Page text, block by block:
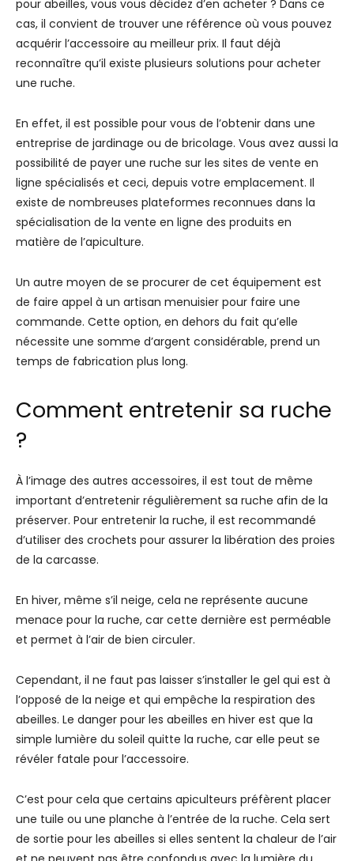
pour abeilles, vous vous décidez d’en acheter ? Dans ce
cas, il convient de trouver une référence où vous pouvez
acquérir l’accessoire au meilleur prix. Il faut déjà
reconnaître qu’il existe plusieurs solutions pour acheter
une ruche.
En effet, il est possible pour vous de l’obtenir dans une
entreprise de jardinage ou de bricolage. Vous avez aussi la
possibilité de payer une ruche sur les sites de vente en
ligne spécialisés et ceci, depuis votre emplacement. Il
existe de nombreuses plateformes reconnues dans la
spécialisation de la vente en ligne des produits en
matière de l’apiculture.
Un autre moyen de se procurer de cet équipement est
de faire appel à un artisan menuisier pour faire une
commande. Cette option, en dehors du fait qu’elle
nécessite une somme d’argent considérable, prend un
temps de fabrication plus long.
Comment entretenir sa ruche
?
À l’image des autres accessoires, il est tout de même
important d’entretenir régulièrement sa ruche afin de la
préserver. Pour entretenir la ruche, il est recommandé
d’utiliser des crochets pour assurer la libération des proies
de la carcasse.
En hiver, même s’il neige, cela ne représente aucune
menace pour la ruche, car cette dernière est perméable
et permet à l’air de bien circuler.
Cependant, il ne faut pas laisser s’installer le gel qui est à
l’opposé de la neige et qui empêche la respiration des
abeilles. Le danger pour les abeilles en hiver est que la
simple lumière du soleil quitte la ruche, car elle peut se
révéler fatale pour l’accessoire.
C’est pour cela que certains apiculteurs préfèrent placer
une tuile ou une planche à l’entrée de la ruche. Cela sert
de sortie pour les abeilles si elles sentent la chaleur de l’air